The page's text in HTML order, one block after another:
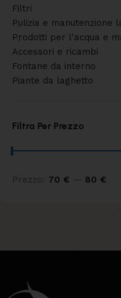
Filtri
Pulizia e manutenzione
Prodotti per l'acqua e
Accessori e ricambi
Fontane da interno
Piante da laghetto
Filtra Per Prezzo
Prezzo: 70 € — 80 €